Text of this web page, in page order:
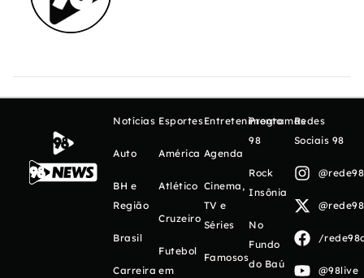
Notícias
Auto
BH e
Região
Brasil
Carreira
Esportes
América
Atlético
Cruzeiro
Futebol
em
Entretenimento
Agenda
Cinema,
TV e
Séries
Famosos
Programas
98
Rock
Insônia
No
Fundo
do Baú
Redes
Sociais 98
/
@98live